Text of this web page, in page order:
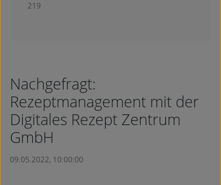
219
Nachgefragt:
Rezeptmanagement mit der
Digitales Rezept Zentrum
GmbH
09.05.2022, 10:00:00